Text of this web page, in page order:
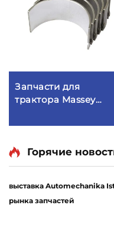
Запчасти для
трактора Massey
шатунных
737070M91 B3022
Горячие
выставка Automechanika
рынка запчастей